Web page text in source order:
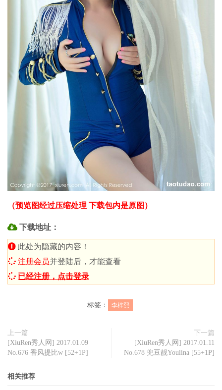
（预览图经过压缩处理 下载包内是原图）
下载地址：
此处为隐藏的内容！
注册会员并登陆后，才能查看
已经注册，点击登录
标签： 李梓熙
上一篇
[XiuRen秀人网] 2017.01.09
No.676 香风提比w [52+1P]
下一篇
[XiuRen秀人网] 2017.01.11
No.678 兜豆靓Youlina [55+1P]
相关推荐